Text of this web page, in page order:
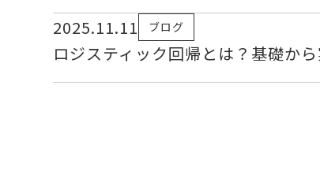
2025.11.11
ブログ
ロジスティック回帰とは？基礎か